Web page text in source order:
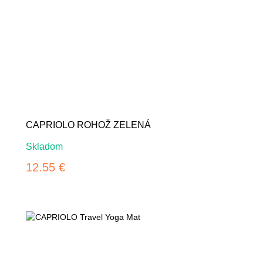
CAPRIOLO ROHOŽ ZELENÁ
Skladom
12.55 €